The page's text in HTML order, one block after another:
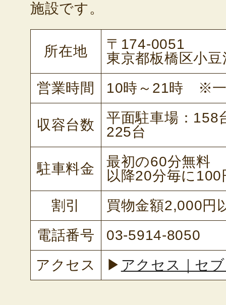
施設です。
所在地
〒174-0051
東京都板橋区小
営業時間
10時～21時 ※一
収容台数
平面駐車場：158
225台
駐車料金
最初の60分無料
以降20分毎に100
割引
買物金額2,000円
電話番号
03-5914-8050
アクセス
▶ アクセス｜セ